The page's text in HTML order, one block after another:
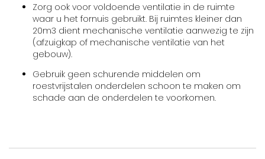
Zorg ook voor voldoende ventilatie in de ruimte
waar u het fornuis gebruikt. Bij ruimtes kleiner dan
20m3 dient mechanische ventilatie aanwezig te zijn
(afzuigkap of mechanische ventilatie van het
gebouw).
Gebruik geen schurende middelen om
roestvrijstalen onderdelen schoon te maken om
schade aan de onderdelen te voorkomen.